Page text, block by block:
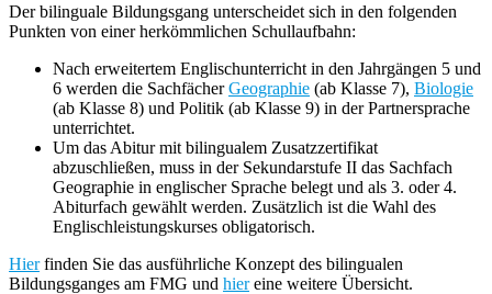
Der bilinguale Bildungsgang unterscheidet sich in den folgenden
Punkten von einer herkömmlichen Schullaufbahn:
Nach erweitertem Englischunterricht in den Jahrgängen 5 und
6 werden die SachfächerGeographie (ab Klasse 7), Biologie
(ab Klasse 8) und Politik (ab Klasse 9) in der Partnersprache
unterrichtet.
Um das Abitur mit bilingualem Zusatzzertifikat
abzuschließen, muss in der Sekundarstufe II das Sachfach
Geographie in englischer Sprache belegt und als 3. oder 4.
Abiturfach gewählt werden. Zusätzlich ist die Wahl des
Englischleistungskurses obligatorisch.
Hierfinden Sie das ausführliche Konzept des bilingualen
Bildungsganges am FMG und hiereine weitere Übersicht.